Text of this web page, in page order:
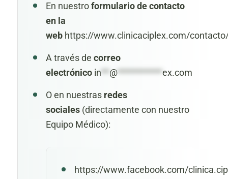
En nuestroformulario de contacto
en la
web https://www.clinicaciplex.com/
A través de correo
electrónico in ** @***********ex.com
O en nuestras redes
sociales(directamente con nuestro
Equipo Médico):
https://www.facebook.com/